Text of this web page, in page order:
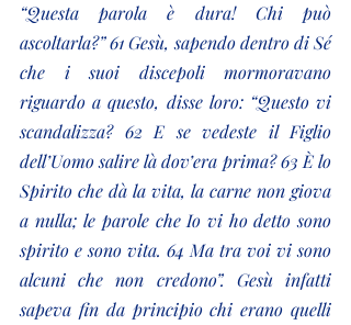
“Questa parola è dura! Chi può
ascoltarla?” 61 Gesù, sapendo dentro di Sé
che i suoi discepoli mormoravano
riguardo a questo, disse loro: “Questo vi
scandalizza? 62 E se vedeste il Figlio
dell’Uomo salire là dov’era prima? 63 È lo
Spirito che dà la vita, la carne non giova
a nulla; le parole che Io vi ho detto sono
spirito e sono vita. 64 Ma tra voi vi sono
alcuni che non credono”. Gesù infatti
sapeva fin da principio chi erano quelli